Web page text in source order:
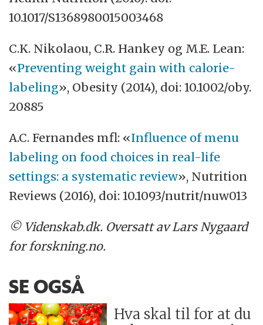
10.1017/S1368980015003468
C.K. Nikolaou, C.R. Hankey og M.E. Lean:
«Preventing weight gain with calorie-
labeling», Obesity (2014), doi: 10.1002/oby.
20885
A.C. Fernandes mfl: «Influence of menu
labeling on food choices in real-life
settings: a systematic review», Nutrition
Reviews (2016), doi: 10.1093/nutrit/nuw013
© Videnskab.dk. Oversatt av Lars Nygaard
for forskning.no.
SE OGSÅ
Hva skal til for at du